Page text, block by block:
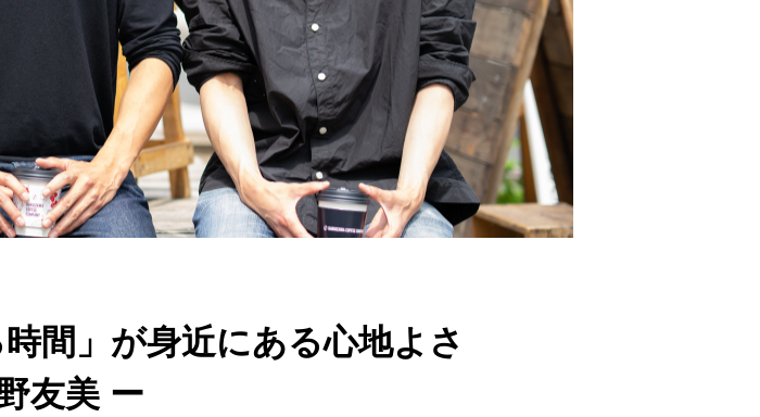
間」が身近にある心地よさ
友美 ー